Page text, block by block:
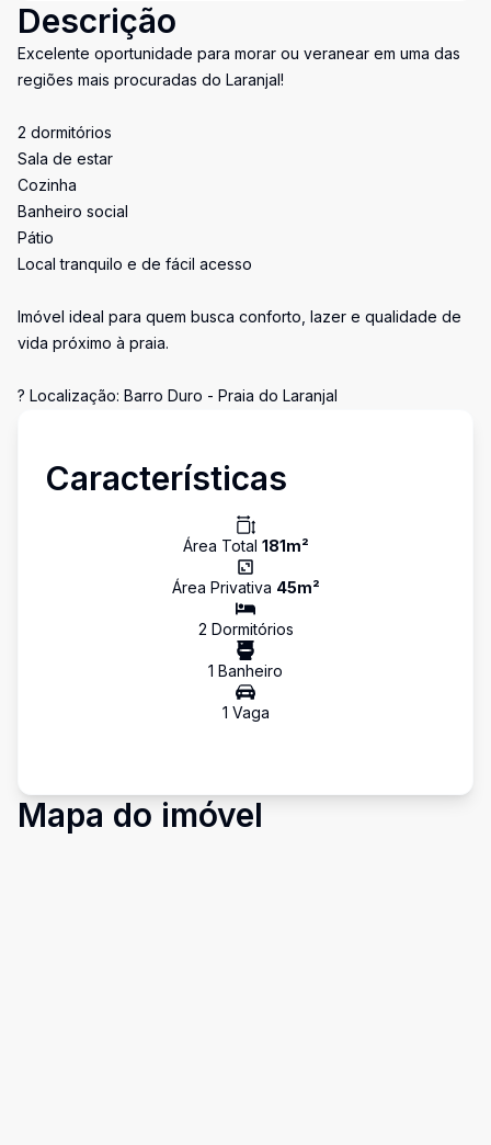
Descrição
Excelente oportunidade para morar ou veranear em uma das
regiões mais procuradas do Laranjal!
2 dormitórios
Sala de estar
Cozinha
Banheiro social
Pátio
Local tranquilo e de fácil acesso
Imóvel ideal para quem busca conforto, lazer e qualidade de
vida próximo à praia.
? Localização: Barro Duro - Praia do Laranjal
Características
Área Total 181m²
Área Privativa 45m²
2 Dormitórios
1 Banheiro
1 Vaga
Mapa do imóvel